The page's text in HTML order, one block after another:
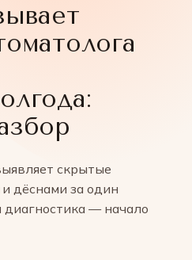
скрытые
дёснами за один
— начало